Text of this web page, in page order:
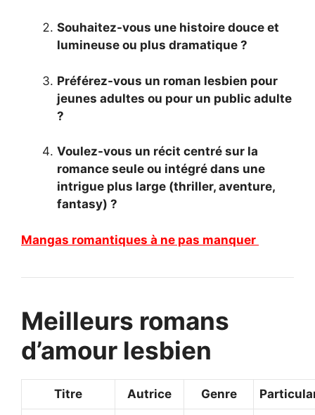
Souhaitez-vous une histoire douce et
lumineuse ou plus dramatique ?
Préférez-vous un roman lesbien pour
jeunes adultes ou pour un public adulte
?
Voulez-vous un récit centré sur la
romance seule ou intégré dans une
intrigue plus large (thriller, aventure,
fantasy) ?
Mangas romantiques à ne pas manquer
Meilleurs romans
d’amour lesbien
Titre Autrice Genre